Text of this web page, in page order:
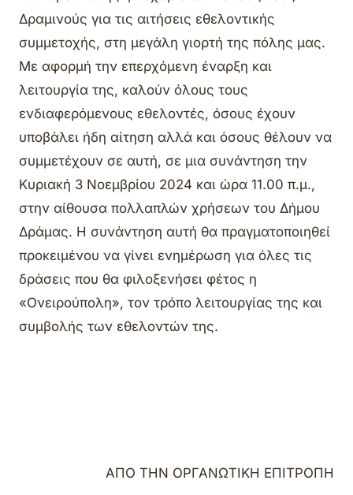
Δραμινούς για τις αιτήσεις εθελοντικής
συμμετοχής, στη μεγάλη γιορτή της πόλης μας.
Με αφορμή την επερχόμενη έναρξη και
λειτουργία της, καλούν όλους τους
ενδιαφερόμενους εθελοντές, όσους έχουν
υποβάλει ήδη αίτηση αλλά και όσους θέλουν να
συμμετέχουν σε αυτή, σε μια συνάντηση την
Κυριακή 3 Νοεμβρίου 2024 και ώρα 11.00 π.μ.,
στην αίθουσα πολλαπλών χρήσεων του Δήμου
Δράμας. Η συνάντηση αυτή θα πραγματοποιηθεί
προκειμένου να γίνει ενημέρωση για όλες τις
δράσεις που θα φιλοξενήσει φέτος η
«Ονειρούπολη», τον τρόπο λειτουργίας της και
συμβολής των εθελοντών της.
ΑΠΟ ΤΗΝ ΟΡΓΑΝΩΤΙΚΗ ΕΠΙΤΡΟΠΗ